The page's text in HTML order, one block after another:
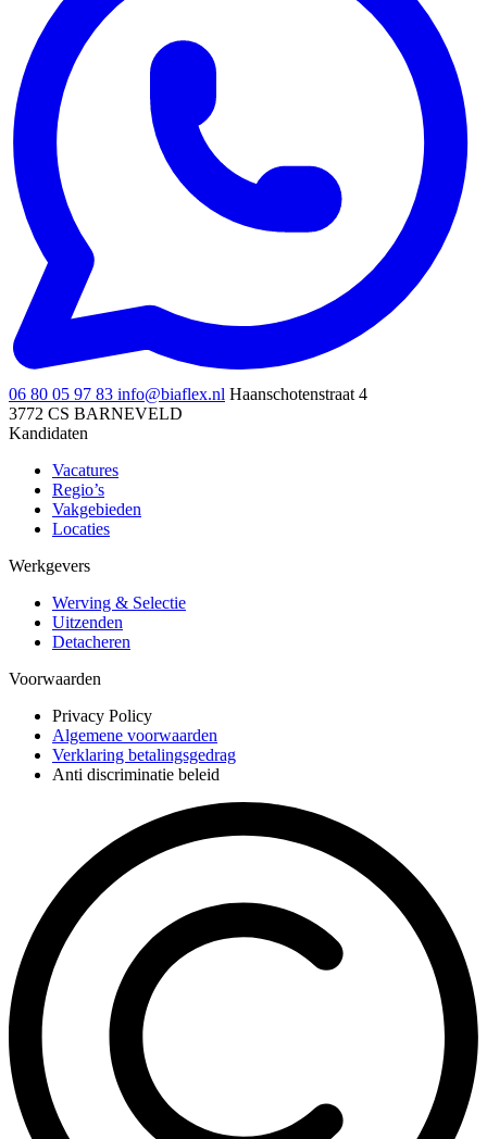
06 80 05 97 83 info@biaflex.nl Haanschotenstraat 4
3772 CS BARNEVELD
Kandidaten
Vacatures
Regio’s
Vakgebieden
Locaties
Werkgevers
Werving & Selectie
Uitzenden
Detacheren
Voorwaarden
Privacy Policy
Algemene voorwaarden
Verklaring betalingsgedrag
Anti discriminatie beleid